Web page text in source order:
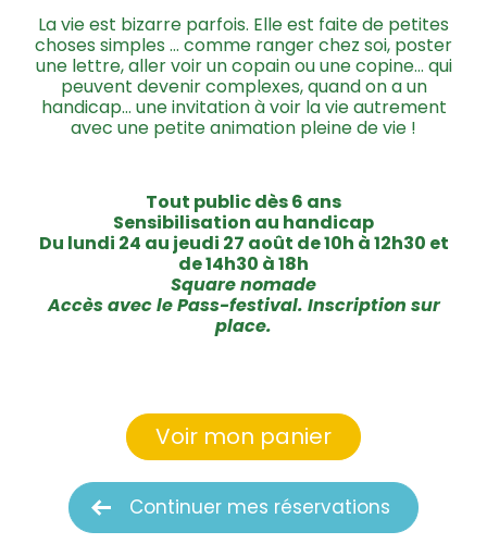
La vie est bizarre parfois. Elle est faite de petites
choses simples … comme ranger chez soi, poster
une lettre, aller voir un copain ou une copine… qui
peuvent devenir complexes, quand on a un
handicap… une invitation à voir la vie autrement
avec une petite animation pleine de vie !
Tout public dès 6 ans
Sensibilisation au handicap
Du lundi 24 au jeudi 27 août de 10h à 12h30 et
de 14h30 à 18h
Square nomade
Accès avec le Pass-festival. Inscription sur
place.
Continuer mes réservations
Voir mon panier